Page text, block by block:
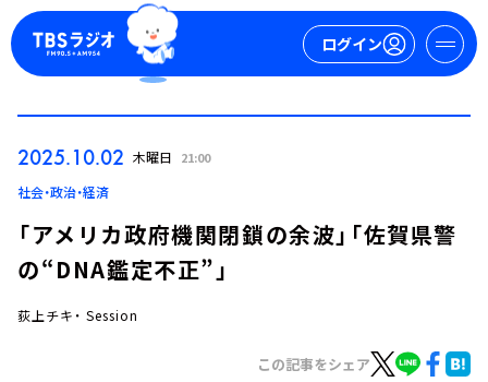
ログイン
2025.10.02 木曜日 21:00
社会・政治・経済
「アメリカ政府機関閉鎖の余波」「佐賀県警
の“DNA鑑定不正”」
荻上チキ・ Session
この記事をシェア